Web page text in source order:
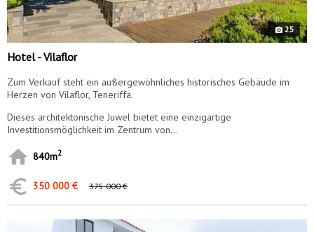
25
Hotel - Vilaflor
Zum Verkauf steht ein außergewöhnliches historisches Gebäude im
Herzen von Vilaflor, Teneriffa.
Dieses architektonische Juwel bietet eine einzigartige
Investitionsmöglichkeit im Zentrum von...
840m2
350 000 € 375 000 €